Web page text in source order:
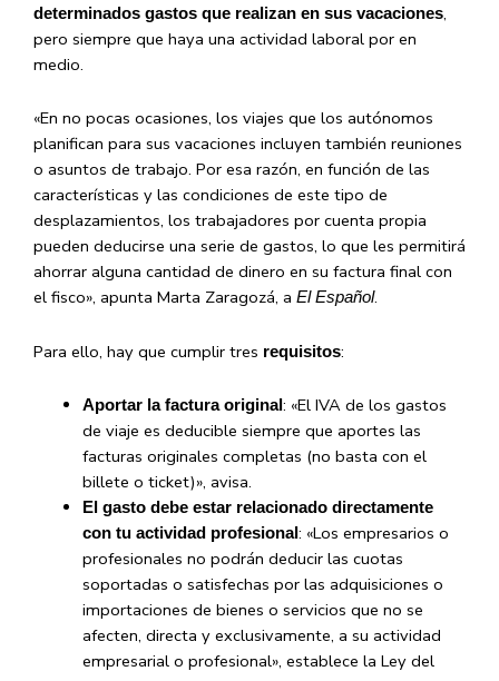
determinados gastos que realizan en sus vacaciones,
pero siempre que haya una actividad laboral por en
medio.
«En no pocas ocasiones, los viajes que los autónomos
planifican para sus vacaciones incluyen también reuniones
o asuntos de trabajo. Por esa razón, en función de las
características y las condiciones de este tipo de
desplazamientos, los trabajadores por cuenta propia
pueden deducirse una serie de gastos, lo que les permitirá
ahorrar alguna cantidad de dinero en su factura final con
el fisco», apunta Marta Zaragozá, a El Español.
Para ello, hay que cumplir tres requisitos:
Aportar la factura original: «El IVA de los gastos
de viaje es deducible siempre que aportes las
facturas originales completas (no basta con el
billete o ticket)», avisa.
El gasto debe estar relacionado directamente
con tu actividad profesional: «Los empresarios o
profesionales no podrán deducir las cuotas
soportadas o satisfechas por las adquisiciones o
importaciones de bienes o servicios que no se
afecten, directa y exclusivamente, a su actividad
empresarial o profesional», establece la Ley del